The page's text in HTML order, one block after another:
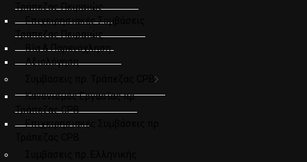
Τράπεζας Πειραιώς
Επιχειρησιακές Συμβάσεις
Τράπεζας Πειραιώς
Βία & Παρενόχληση
Αξιολόγηση
Συμβάσεις πρ. Τράπεζας CPB
Κανονισμός Εργασίας πρ.
Τράπεζας CPB
Επιχειρησιακές Συμβάσεις πρ.